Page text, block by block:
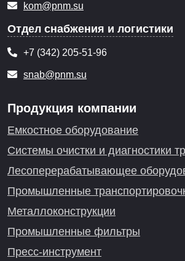
kom@pnm.su
Отдел снабжения и логистики
+7 (342) 205-51-96
snab@pnm.su
Продукция компании
Емкостное оборудование
Системы очистки и диагностики
Лесоперерабатывающее
Промышленные
Металлоконструкции
Промышленные фильтры
Пресс-инструмент